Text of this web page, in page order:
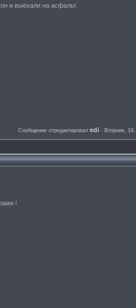
и выехали на асфальт.
Сообщение отредактировал edi - Вторник,
!